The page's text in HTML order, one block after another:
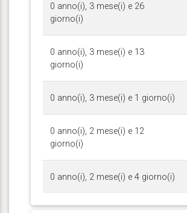
0 anno(i), 3 mese(i) e 26
giorno(i)
0 anno(i), 3 mese(i) e 13
giorno(i)
0 anno(i), 3 mese(i) e 1 giorno(i)
0 anno(i), 2 mese(i) e 12
giorno(i)
0 anno(i), 2 mese(i) e 4 giorno(i)